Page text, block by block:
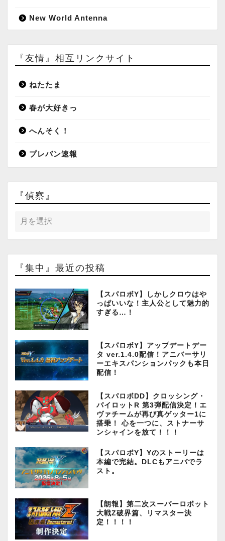
New World Antenna
『友情』相互リンクサイト
ねたたま
春が大好きっ
へんそく！
プレバン速報
『偵察』
『集中』最近の投稿
【スパロボY】しかしクロウはや
っぱいいな！主人公として魅力的
すぎる…！
【スパロボY】アップデートデー
タ ver.1.4.0配信！アニバーサリ
ーエキスパンションパックも本日
配信！
【スパロボDD】クロッシング・
パイロットR 第3弾配信決定！エ
ヴァチームが再び真ゲッター1に
搭乗！ 心を一つに、ストナーサ
ンシャインを放て！！！
【スパロボY】Yのストーリーは
本編で完結。DLCもアニバでラ
スト。
【朗報】第二次スーパーロボット
大戦Z破界篇、リマスター決
定！！！！